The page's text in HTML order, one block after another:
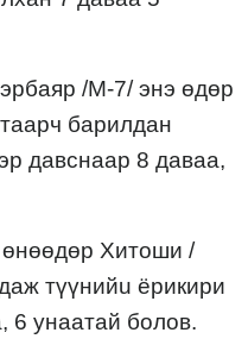
/М-7/ энэ өдөр
барилдан
давснаар 8 даваа,
өнөөдөр Хитоши /
түүнийu ёрикири
6 унаатай болов.